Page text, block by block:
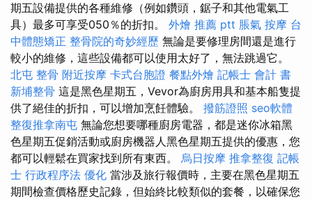
期五設備提供的各種維修（例如鑽頭，鋸子和其他電氣工
具）最多可享受050％的折扣。 外燴 推薦 ptt 脹氣 按摩 台
中體態矯正 整骨院的奇妙經歷 無論是要修理房間還是進行
較小的維修，這些設備都可以使用太好了，無法跳過它。
北屯 整骨 附近按摩 卡式台胞證 餐點外燴 記帳士 會計 書
新埔整骨 這是黑色星期五，Vevor為廚房用具和基本船隻提
供了絕佳的折扣，可以增加烹飪體驗。 撥筋證照 seo軟體
整復推拿南屯 無論您想要哪種廚房電器，都是迷你冰箱黑
色星期五促銷活動或廚房機器人黑色星期五提供的優惠，您
都可以輕鬆在買家找到所有東西。 烏日按摩 推拿整復 記帳
士 行政程序法 優化 當涉及旅行報價時，主要在黑色星期五
期間檢查價格歷史記錄，但始終比較類似的套餐，以確保您